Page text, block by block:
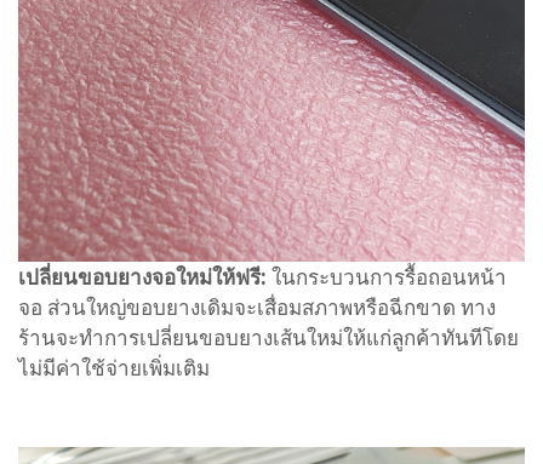
เปลี่ยนขอบยางจอใหม่ให้ฟรี: ในกระบวนการรื้อถอนหน้า
จอ ส่วนใหญ่ขอบยางเดิมจะเสื่อมสภาพหรือฉีกขาด ทาง
ร้านจะทำการเปลี่ยนขอบยางเส้นใหม่ให้แก่ลูกค้าทันทีโดย
ไม่มีค่าใช้จ่ายเพิ่มเติม